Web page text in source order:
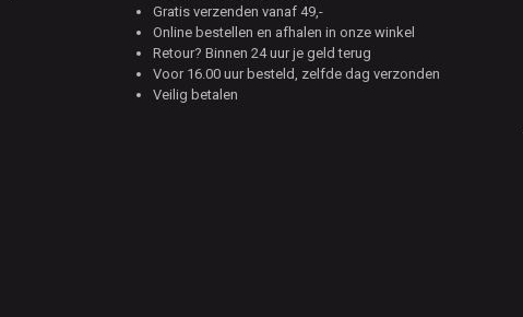
Gratis verzenden vanaf 49,-
Online bestellen en afhalen in onze winkel
Retour? Binnen 24 uur je geld terug
Voor 16.00 uur besteld, zelfde dag verzonden
Veilig betalen